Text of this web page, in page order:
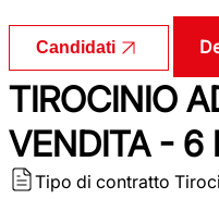
Candidati
TIROCINIO
VENDITA - 6
Tipo di contratto